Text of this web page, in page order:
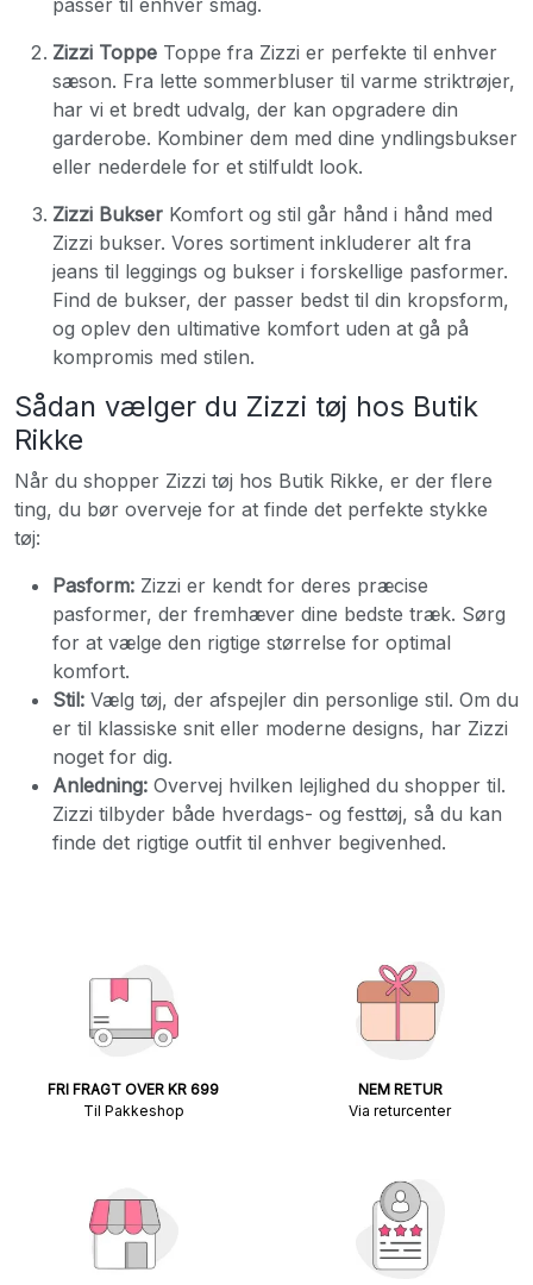
Zizzi Toppe Toppe fra Zizzi er perfekte til enhver
sæson. Fra lette sommerbluser til varme striktrøjer,
har vi et bredt udvalg, der kan opgradere din
garderobe. Kombiner dem med dine yndlingsbukser
eller nederdele for et stilfuldt look.
Zizzi Bukser Komfort og stil går hånd i hånd med
Zizzi bukser. Vores sortiment inkluderer alt fra
jeans til leggings og bukser i forskellige pasformer.
Find de bukser, der passer bedst til din kropsform,
og oplev den ultimative komfort uden at gå på
kompromis med stilen.
Sådan vælger du Zizzi tøj hos Butik
Rikke
Når du shopper Zizzi tøj hos Butik Rikke, er der flere
ting, du bør overveje for at finde det perfekte stykke
tøj:
Pasform: Zizzi er kendt for deres præcise
pasformer, der fremhæver dine bedste træk. Sørg
for at vælge den rigtige størrelse for optimal
komfort.
Stil: Vælg tøj, der afspejler din personlige stil. Om du
er til klassiske snit eller moderne designs, har Zizzi
noget for dig.
Anledning: Overvej hvilken lejlighed du shopper til.
Zizzi tilbyder både hverdags- og festtøj, så du kan
finde det rigtige outfit til enhver begivenhed.
FRI FRAGT OVER KR 699
Til Pakkeshop
NEM RETUR
Via returcenter